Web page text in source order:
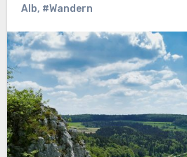
Alb, #Wandern